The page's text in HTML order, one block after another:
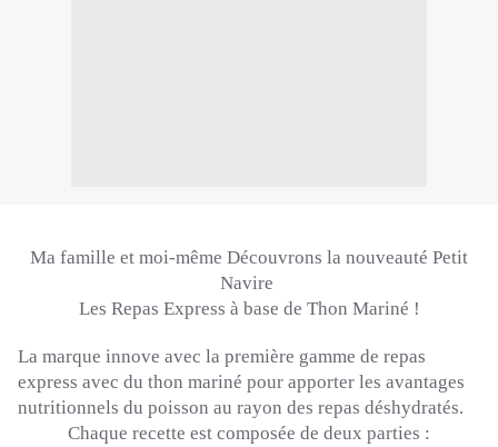
Ma famille et moi-même Découvrons la nouveauté Petit
Navire
Les Repas Express à base de Thon Mariné !
La marque innove avec la première gamme de repas
express avec du thon mariné pour apporter les avantages
nutritionnels du poisson au rayon des repas déshydratés.
Chaque recette est composée de deux parties :